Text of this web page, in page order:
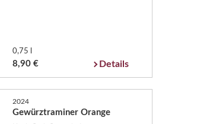
0,75 l
8,90 € Details
2024
Gewürztraminer Orange